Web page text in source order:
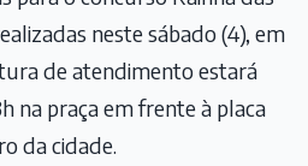
neste sábado (4), em
de atendimento estará
na praça em frente à placa
da cidade.